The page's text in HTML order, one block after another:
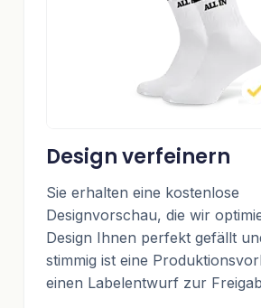
Design verfeinern
Sie erhalten eine kostenlose
Designvorschau, die wir
Design Ihnen perfekt gefällt
stimmig ist eine
einen Labelentwurf zur